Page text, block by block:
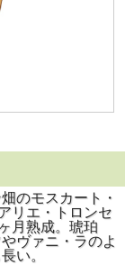
のモスカート・
リエ・トロンセ
月熟成。琥珀
ヴァニ・ラのよ
い。